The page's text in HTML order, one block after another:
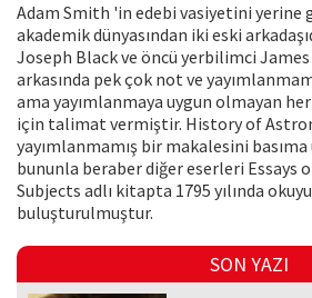
Adam Smith 'in edebi vasiyetini yerine
akademik dünyasından iki eski
Joseph Black ve öncü yerbilimci
arkasında pek çok not ve
ama yayımlanmaya uygun olmayan
için talimat vermiştir. History of
yayımlanmamış bir makalesini
bununla beraber diğer eserleri Essays
Subjects adlı kitapta 1795 yılında
buluşturulmuştur.
SON YAZI